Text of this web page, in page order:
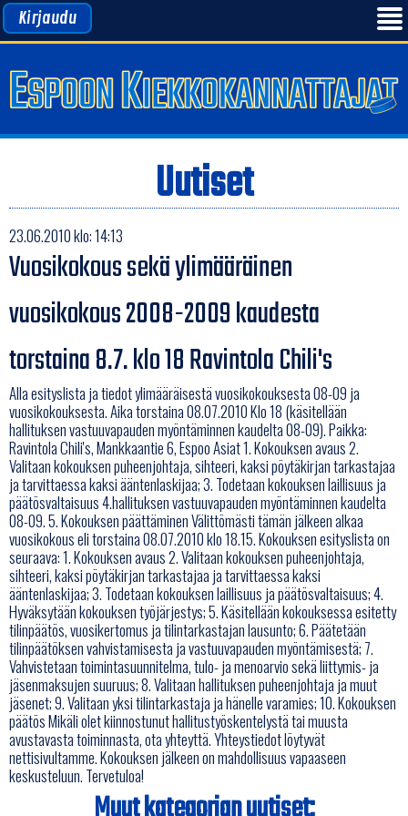
Kirjaudu
Uutiset
23.06.2010 klo: 14:13
Vuosikokous sekä ylimääräinen
vuosikokous 2008-2009 kaudesta
torstaina 8.7. klo 18 Ravintola Chili's
Alla esityslista ja tiedot ylimääräisestä vuosikokouksesta 08-09 ja
vuosikokouksesta. Aika torstaina 08.07.2010 Klo 18 (käsitellään
hallituksen vastuuvapauden myöntäminnen kaudelta 08-09). Paikka:
Ravintola Chili's, Mankkaantie 6, Espoo Asiat 1. Kokouksen avaus 2.
Valitaan kokouksen puheenjohtaja, sihteeri, kaksi pöytäkirjan tarkastajaa
ja tarvittaessa kaksi ääntenlaskijaa; 3. Todetaan kokouksen laillisuus ja
päätösvaltaisuus 4.hallituksen vastuuvapauden myöntäminnen kaudelta
08-09. 5. Kokouksen päättäminen Välittömästi tämän jälkeen alkaa
vuosikokous eli torstaina 08.07.2010 klo 18.15. Kokouksen esityslista on
seuraava: 1. Kokouksen avaus 2. Valitaan kokouksen puheenjohtaja,
sihteeri, kaksi pöytäkirjan tarkastajaa ja tarvittaessa kaksi
ääntenlaskijaa; 3. Todetaan kokouksen laillisuus ja päätösvaltaisuus; 4.
Hyväksytään kokouksen työjärjestys; 5. Käsitellään kokouksessa esitetty
tilinpäätös, vuosikertomus ja tilintarkastajan lausunto; 6. Päätetään
tilinpäätöksen vahvistamisesta ja vastuuvapauden myöntämisestä; 7.
Vahvistetaan toimintasuunnitelma, tulo- ja menoarvio sekä liittymis- ja
jäsenmaksujen suuruus; 8. Valitaan hallituksen puheenjohtaja ja muut
jäsenet; 9. Valitaan yksi tilintarkastaja ja hänelle varamies; 10. Kokouksen
päätös Mikäli olet kiinnostunut hallitustyöskentelystä tai muusta
avustavasta toiminnasta, ota yhteyttä. Yhteystiedot löytyvät
nettisivultamme. Kokouksen jälkeen on mahdollisuus vapaaseen
keskusteluun. Tervetuloa!